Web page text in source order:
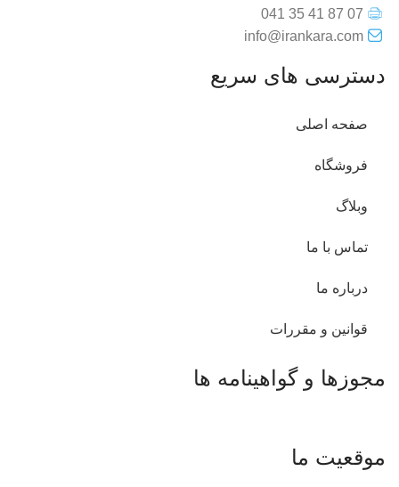
07 87 41 35 041
info@irankara.com
دسترسی های سریع
صفحه اصلی
فروشگاه
وبلاگ
تماس با ما
درباره ما
قوانین و مقررات
مجوزها و گواهینامه ها
موقعیت ما